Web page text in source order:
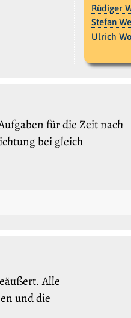
Rüdiger
Stefan
Ulrich
für die Zeit nach
bei gleich
Alle
und die